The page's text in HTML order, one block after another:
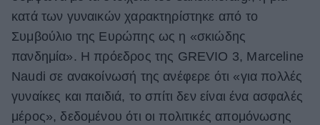
κατά των γυναικών χαρακτηρίστηκε από το
Συμβούλιο της Ευρώπης ως η «σκιώδης
πανδημία». Η πρόεδρος της GREVIO 3, Marceline
Naudi σε ανακοίνωσή της ανέφερε ότι «για πολλές
γυναίκες και παιδιά, το σπίτι δεν είναι ένα ασφαλές
μέρος», δεδομένου ότι οι πολιτικές απομόνωσης